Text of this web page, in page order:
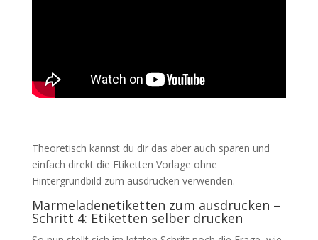
Theoretisch kannst du dir das aber auch sparen und
einfach direkt die Etiketten Vorlage ohne
Hintergrundbild zum ausdrucken verwenden.
Marmeladenetiketten zum ausdrucken –
Schritt 4: Etiketten selber drucken